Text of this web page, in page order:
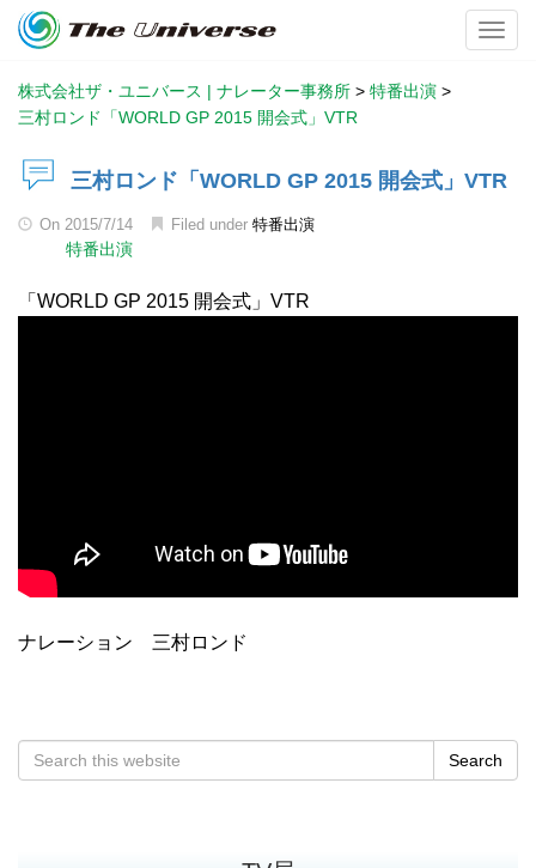
株式会社ザ・ユニバース | ナレーター事務所 > 特番出演 >
三村ロンド「WORLD GP 2015 開会式」VTR
三村ロンド「WORLD GP 2015 開会式」VTR
On 2015/7/14 Filed under 特番出演
特番出演
「WORLD GP 2015 開会式」VTR
ナレーション 三村ロンド
Search